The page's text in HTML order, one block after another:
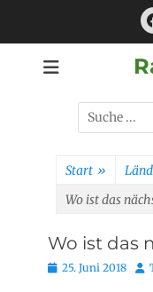
Suchen
nach:
Start »
Wo ist das
Wo ist das
Posted
25. Juni 2018